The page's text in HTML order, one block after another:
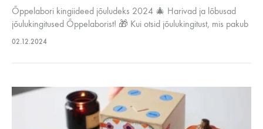
Õppelabori kingiideed jõuludeks 2024 🎄 Harivad ja lõbusad
jõulukingitused Õppelaborist! 🎁 Kui otsid jõulukingitust, mis pakub
rohkem kui lihtsalt lusti, siis oled Õppelaboris õigel teel.
02.12.2024